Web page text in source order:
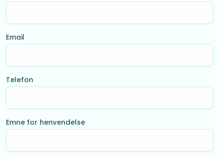
Email
Telefon
Emne for henvendelse